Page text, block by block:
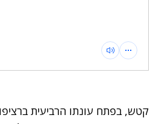
קטש, בפתח עונתו הרביעית